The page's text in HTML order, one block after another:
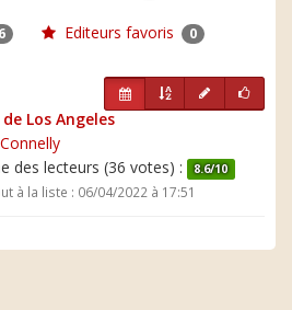
Editeurs favoris 0
Los Angeles
des lecteurs (36 votes) :
8.6/10
à la liste : 06/04/2022 à 17:51